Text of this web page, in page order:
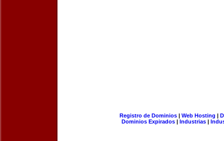
Registro de Dominios| Web Hosting |
Dominios Expirados | Industrias |